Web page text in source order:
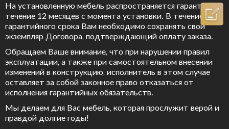
На установленную мебель распространяется гарантия в
течение 12 месяцев с момента установки. В течение
гарантийного срока Вам необходимо сохранять свой
экземпляр Договора, подтверждающий оплату заказа.
Обращаем Ваше внимание, что при нарушении правил
эксплуатации, а также при самостоятельном внесении
изменений в конструкцию, исполнитель в этом случае
оставляет за собой законное право отказаться от
исполнения гарантийных обязательств.
Мы делаем для Вас мебель, которая прослужит верой и
правдой долгие годы!